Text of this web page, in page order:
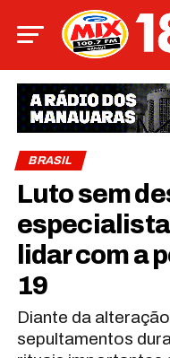
BRASIL
Luto sem
lidar com a
19
Diante da
sepultamentos